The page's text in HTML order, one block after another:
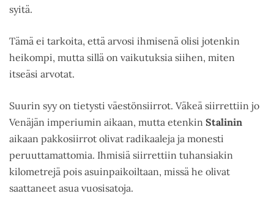
syitä.
Tämä ei tarkoita, että arvosi ihmisenä olisi jotenkin
heikompi, mutta sillä on vaikutuksia siihen, miten
itseäsi arvotat.
Suurin syy on tietysti väestönsiirrot. Väkeä siirrettiin jo
Venäjän imperiumin aikaan, mutta etenkin Stalinin
aikaan pakkosiirrot olivat radikaaleja ja monesti
peruuttamattomia. Ihmisiä siirrettiin tuhansiakin
kilometrejä pois asuinpaikoiltaan, missä he olivat
saattaneet asua vuosisatoja.